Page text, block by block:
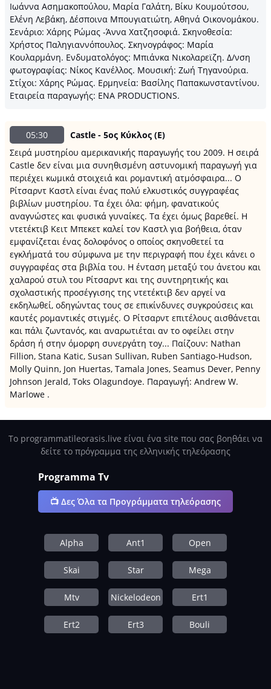
Ιωάννα Ασημακοπούλου, Μαρία Γαλάτη, Βίκυ Κουμούτσου,
Ελένη Λεβάκη, Δέσποινα Μπουγιατιώτη, Αθηνά Οικονομάκου.
Σενάριο: Χάρης Ρώμας -Άννα Χατζησοφιά. Σκηνοθεσία:
Χρήστος Παληγιαννόπουλος. Σκηνογράφος: Μαρία
Κουλαρμάνη. Ενδυματολόγος: Μπιάνκα Νικολαρεϊζη. Δ/νση
φωτογραφίας: Νίκος Κανέλλος. Μουσική: Ζωή Τηγανούρια.
Στίχοι: Χάρης Ρώμας. Ερμηνεία: Βασίλης Παπακωνσταντίνου.
Εταιρεία παραγωγής: ΕΝΑ PRODUCTIONS.
05:30
Castle - 5ος Κύκλος (Ε)
Σειρά μυστηρίου αμερικανικής παραγωγής του 2009. Η σειρά
Castle δεν είναι μια συνηθισμένη αστυνομική παραγωγή για
περιέχει κωμικά στοιχειά και ρομαντική ατμόσφαιρα... Ο
Ρίτσαρντ Καστλ είναι ένας πολύ ελκυστικός συγγραφέας
βιβλίων μυστηρίου. Τα έχει όλα: φήμη, φανατικούς
αναγνώστες και φυσικά γυναίκες. Τα έχει όμως βαρεθεί. Η
ντετέκτιβ Κειτ Μπεκετ καλεί τον Καστλ για βοήθεια, όταν
εμφανίζεται ένας δολοφόνος ο οποίος σκηνοθετεί τα
εγκλήματά του σύμφωνα με την περιγραφή που έχει κάνει ο
συγγραφέας στα βιβλία του. Η ένταση μεταξύ του άνετου και
χαλαρού στυλ του Ρίτσαρντ και της συντηρητικής και
σχολαστικής προσέγγισης της ντετέκτιβ δεν αργεί να
εκδηλωθεί, οδηγώντας τους σε επικίνδυνες συγκρούσεις και
καυτές ρομαντικές στιγμές. Ο Ρίτσαρντ επιτέλους αισθάνεται
και πάλι ζωντανός, και αναρωτιέται αν το οφείλει στην
δράση ή στην όμορφη συνεργάτη τοy... Παίζουν: Nathan
Fillion, Stana Katic, Susan Sullivan, Ruben Santiago-Hudson,
Molly Quinn, Jon Huertas, Tamala Jones, Seamus Dever, Penny
Johnson Jerald, Toks Olagundoye. Παραγωγή: Andrew W.
Marlowe .
Το programmatileorasis.live είναι ένα site που σας βοηθάει να
δείτε το πρόγραμμα της ελληνικής τηλεόρασης
Programma Tv
📺 Δες Όλα τα Προγράμματα τηλεόρασης
Alpha Ant1 Open
Skai Star Mega
Mtv Nickelodeon Ert1
Ert2 Ert3 Bouli